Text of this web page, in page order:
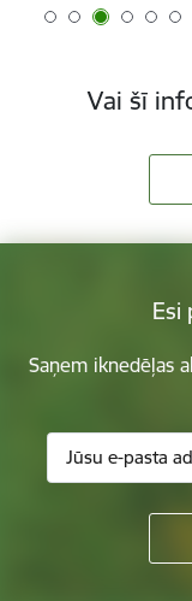
Vai šī
Esi
Saņem iknedēļas